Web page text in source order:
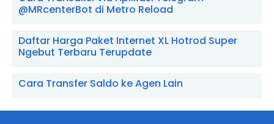
@MRcenterBot di Metro Reload
Daftar Harga Paket Internet XL Hotrod Super
Ngebut Terbaru Terupdate
Cara Transfer Saldo ke Agen Lain